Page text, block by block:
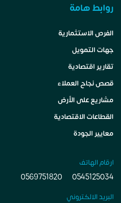
روابط هامة
الفرص الاستثمارية
جهات التمويل
تقارير اقتصادية
قصص نجاح العملاء
مشاريع على الأرض
القطاعات الاقتصادية
معايير الجودة
ارقام الهاتف
0545125034
0569751820
البريد الالكتروني